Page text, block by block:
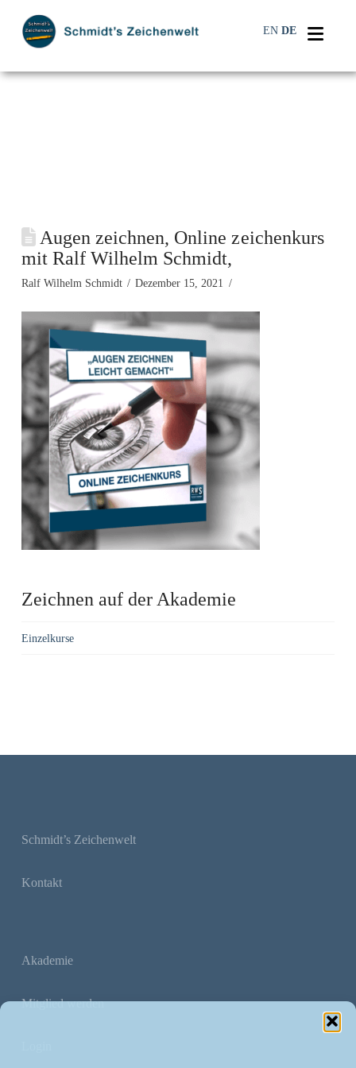
Augen zeichnen, Online zeichenkurs
mit Ralf Wilhelm Schmidt,
Ralf Wilhelm Schmidt Dezember 15, 2021
Zeichnen auf der Akademie
Einzelkurse
Schmidt’s Zeichenwelt
Kontakt
Akademie
Mitglied werden
EN DE